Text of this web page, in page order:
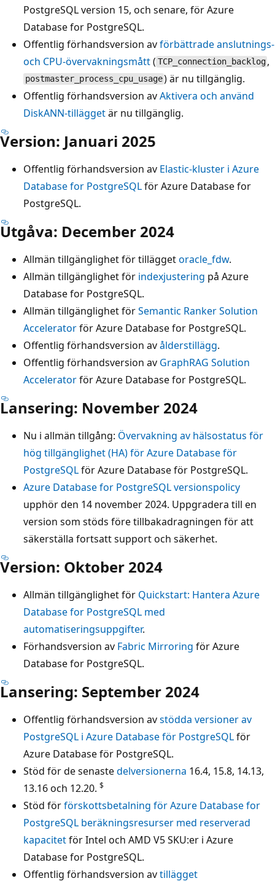
PostgreSQL version 15, och senare, för Azure
Database for PostgreSQL.
Offentlig förhandsversion avförbättrade anslutnings-
och CPU-övervakningsmått( TCP_connection_backlog ,
postmaster_process_cpu_usage) är nu tillgänglig.
Offentlig förhandsversion avAktivera och använd
DiskANN-tilläggetär nu tillgänglig.
Version: Januari 2025
Offentlig förhandsversion av Elastic-kluster i Azure
Database for PostgreSQLför Azure Database for
PostgreSQL.
Utgåva: December 2024
Allmän tillgänglighet för tilläggetoracle_fdw.
Allmän tillgänglighet för indexjustering på Azure
Database for PostgreSQL.
Allmän tillgänglighet förSemantic Ranker Solution
Acceleratorför Azure Database for PostgreSQL.
Offentlig förhandsversion avålderstillägg.
Offentlig förhandsversion av GraphRAG Solution
Acceleratorför Azure Database for PostgreSQL.
Lansering: November 2024
Nu i allmän tillgång: Övervakning av hälsostatus för
hög tillgänglighet (HA) för Azure Database för
PostgreSQLför Azure Database för PostgreSQL.
Azure Database for PostgreSQL versionspolicy
upphör den 14 november 2024. Uppgradera till en
version som stöds före tillbakadragningen för att
säkerställa fortsatt support och säkerhet.
Version: Oktober 2024
Allmän tillgänglighet för Quickstart: Hantera Azure
Database for PostgreSQL med
automatiseringsuppgifter.
Förhandsversion av Fabric Mirroring för Azure
Database for PostgreSQL.
Lansering: September 2024
Offentlig förhandsversion avstödda versioner av
PostgreSQL i Azure Database för PostgreSQLför
Azure Database för PostgreSQL.
Stöd för de senastedelversionerna 16.4, 15.8, 14.13,
13.16 och 12.20. $
Stöd förförskottsbetalning för Azure Database for
PostgreSQL beräkningsresurser med reserverad
kapacitetför Intel och AMD V5 SKU:er i Azure
Database for PostgreSQL.
Offentlig förhandsversion avtillägget